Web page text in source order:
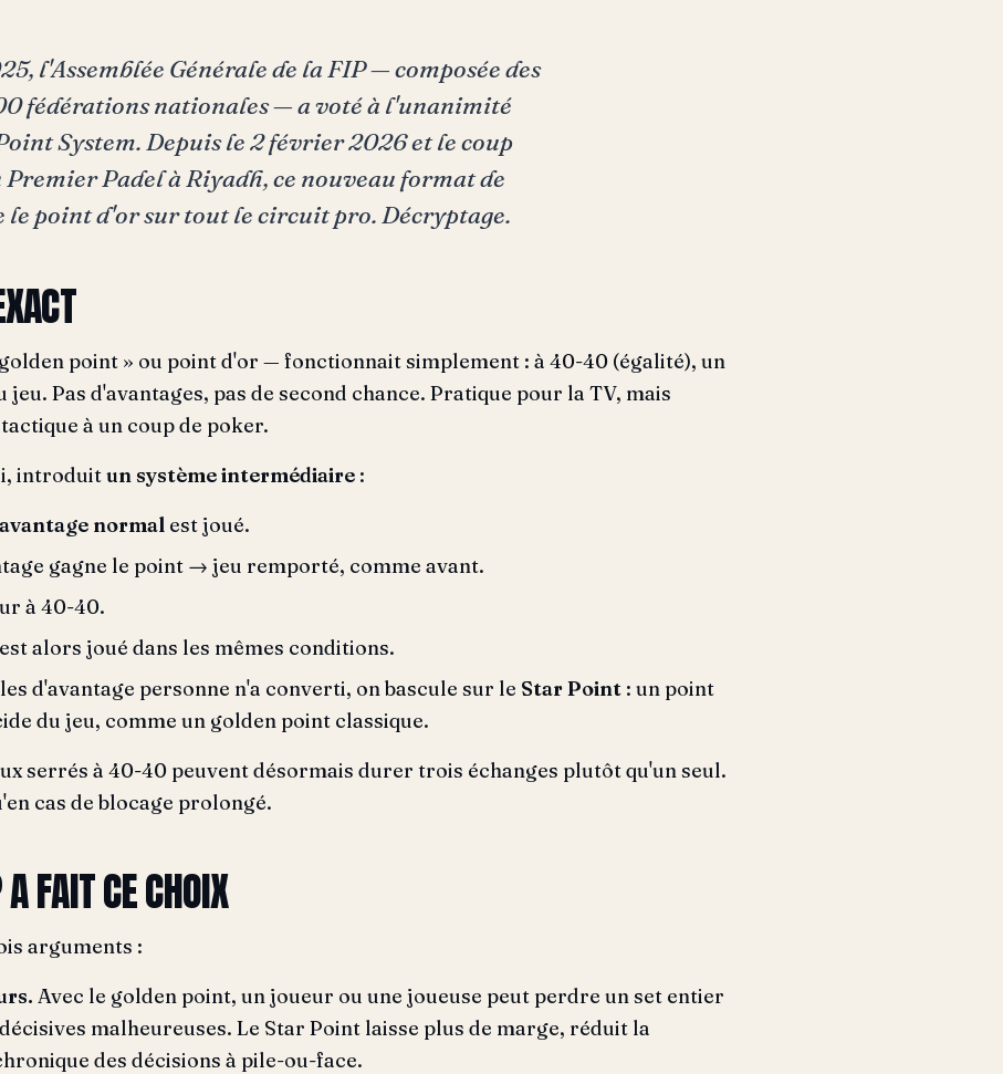
l'Assemblée Générale de la FIP — composée des
fédérations nationales — a voté à l'unanimité
System. Depuis le 2 février 2026 et le coup
Padel à Riyadh, ce nouveau format de
le point d'or sur tout le circuit pro. Décryptage.
point » ou point d'or — fonctionnait simplement : à 40-40 (égalité), un
Pas d'avantages, pas de second chance. Pratique pour la TV, mais
à un coup de poker.
introduitun système intermédiaire :
avantage normal est joué.
gagne le point → jeu remporté, comme avant.
à 40-40.
est alors joué dans les mêmes conditions.
d'avantage personne n'a converti, on bascule sur le Star Point : un point
du jeu, comme un golden point classique.
serrés à 40-40 peuvent désormais durer trois échanges plutôt qu'un seul.
cas de blocage prolongé.
FAIT CE CHOIX
arguments :
Avec le golden point, un joueur ou une joueuse peut perdre un set entier
malheureuses. Le Star Point laisse plus de marge, réduit la
des décisions à pile-ou-face.